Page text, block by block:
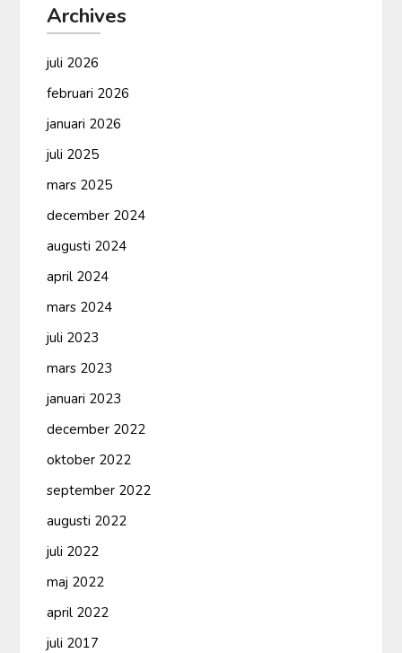
Archives
juli 2026
februari 2026
januari 2026
juli 2025
mars 2025
december 2024
augusti 2024
april 2024
mars 2024
juli 2023
mars 2023
januari 2023
december 2022
oktober 2022
september 2022
augusti 2022
juli 2022
maj 2022
april 2022
juli 2017